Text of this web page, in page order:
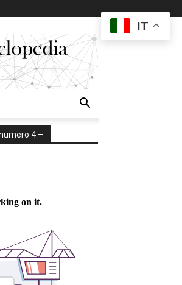
4 –
IT